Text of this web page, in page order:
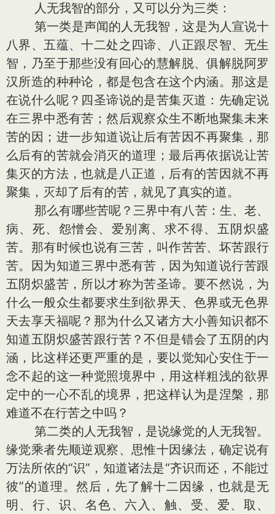
人无我智的部分，又可以分为三类：
第一类是声闻的人无我智，这是为人宣说十
八界、五蕴、十二处之四谛、八正跟尽智、无生
智，乃至于那些没有回心的慧解脱、俱解脱阿罗
汉所造的种种论，都是包含在这个内涵。那这是
在说什么呢？四圣谛说的是苦集灭道：先确定说
在三界中悉有苦；然后观察众生不断地聚集未来
苦的因；进一步知道说让后有苦因不再聚集，那
么后有的苦就会消灭的道理；最后再依据说让苦
集灭的方法，也就是八正道，后有的苦因就不再
聚集，灭却了后有的苦，就见了真实的道。
那么有哪些苦呢？三界中有八苦：生、老、
病、死、怨憎会、爱别离、求不得、五阴炽盛
苦。那有时候也说有三苦，叫作苦苦、坏苦跟行
苦。因为知道三界中悉有苦，因为知道说行苦跟
五阴炽盛苦，所以才称为苦圣谛。要不然说，为
什么一般众生都要求生到欲界天、色界或无色界
天去享天福呢？那为什么又诸方大小善知识都不
知道五阴炽盛苦跟行苦？不但是错会了五阴的内
涵，比这样还更严重的是，要以觉知心安住于一
念不起的这一种觉照境界中，用这样粗浅的欲界
定中的一心不乱的境界，把这样认为是涅槃，那
难道不在行苦之中吗？
第二类的人无我智，是说缘觉的人无我智。
缘觉乘者先顺逆观察、思惟十因缘法，确定说有
万法所依的“识”，知道诸法是“齐识而还，不能过
彼”的道理。然后，先了解十二因缘，也就是无
明、行、识、名色、六入、触、受、爱、取、